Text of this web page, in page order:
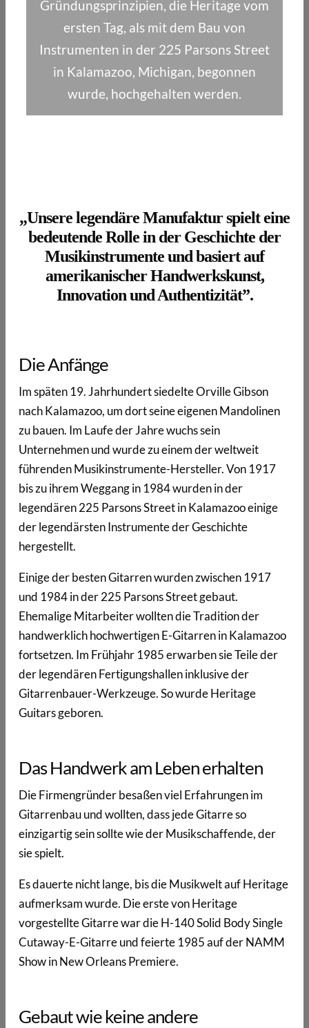
Gründungsprinzipien, die Heritage vom
ersten Tag, als mit dem Bau von
Instrumenten in der 225 Parsons Street
in Kalamazoo, Michigan, begonnen
wurde, hochgehalten werden.
„Unsere legendäre Manufaktur spielt eine
bedeutende Rolle in der Geschichte der
Musikinstrumente und basiert auf
amerikanischer Handwerkskunst,
Innovation und Authentizität”.
Die Anfänge
Im späten 19. Jahrhundert siedelte Orville Gibson
nach Kalamazoo, um dort seine eigenen Mandolinen
zu bauen. Im Laufe der Jahre wuchs sein
Unternehmen und wurde zu einem der weltweit
führenden Musikinstrumente-Hersteller. Von 1917
bis zu ihrem Weggang in 1984 wurden in der
legendären 225 Parsons Street in Kalamazoo einige
der legendärsten Instrumente der Geschichte
hergestellt.
Einige der besten Gitarren wurden zwischen 1917
und 1984 in der 225 Parsons Street gebaut.
Ehemalige Mitarbeiter wollten die Tradition der
handwerklich hochwertigen E-Gitarren in Kalamazoo
fortsetzen. Im Frühjahr 1985 erwarben sie Teile der
der legendären Fertigungshallen inklusive der
Gitarrenbauer-Werkzeuge. So wurde Heritage
Guitars geboren.
Das Handwerk am Leben erhalten
Die Firmengründer besaßen viel Erfahrungen im
Gitarrenbau und wollten, dass jede Gitarre so
einzigartig sein sollte wie der Musikschaffende, der
sie spielt.
Es dauerte nicht lange, bis die Musikwelt auf Heritage
aufmerksam wurde. Die erste von Heritage
vorgestellte Gitarre war die H-140 Solid Body Single
Cutaway-E-Gitarre und feierte 1985 auf der NAMM
Show in New Orleans Premiere.
Gebaut wie keine andere